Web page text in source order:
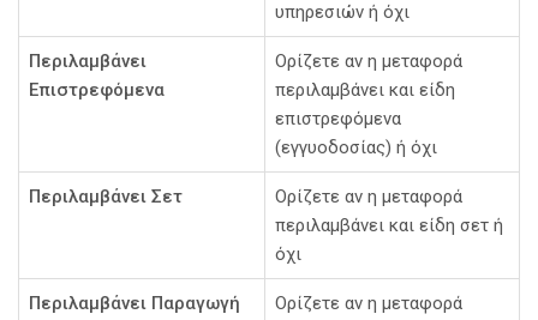
υπηρεσιών ή όχι
Περιλαμβάνει
Επιστρεφόμενα
Ορίζετε αν η μεταφορά
περιλαμβάνει και είδη
επιστρεφόμενα
(εγγυοδοσίας) ή όχι
Περιλαμβάνει Σετ
Ορίζετε αν η μεταφορά
περιλαμβάνει και είδη σετ ή
όχι
Περιλαμβάνει Παραγωγή
Ορίζετε αν η μεταφορά